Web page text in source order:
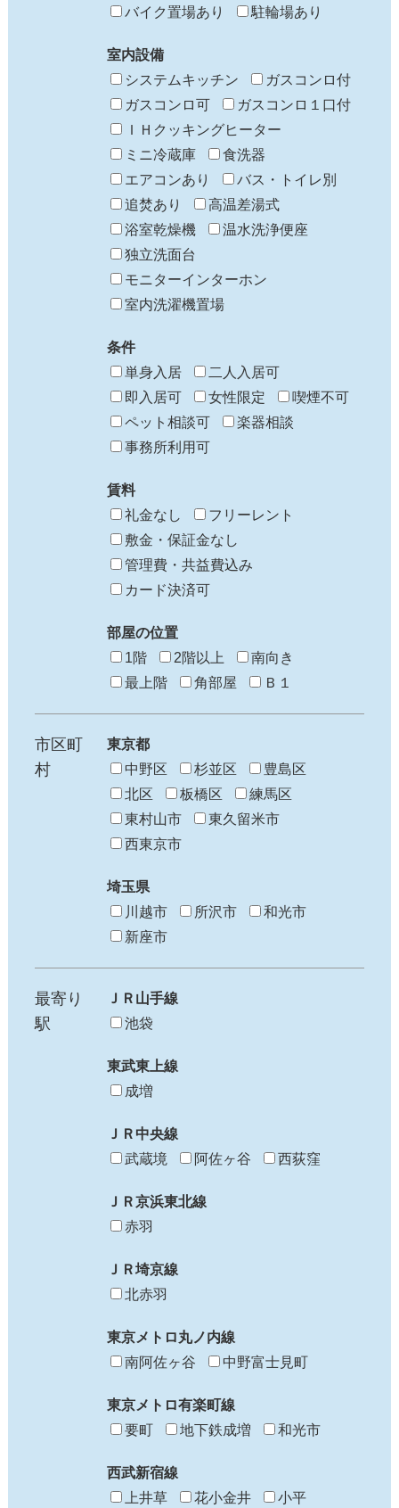
バイク置場あり 駐輪場あり
室内設備
システムキッチン
ガスコンロ付
ガスコンロ可
ガスコンロ１口付
ＩＨクッキングヒーター
ミニ冷蔵庫
食洗器
エアコンあり
バス・トイレ別
追焚あり
高温差湯式
浴室乾燥機
温水洗浄便座
独立洗面台
モニターインターホン
室内洗濯機置場
条件
単身入居
二人入居可
即入居可
女性限定
喫煙不可
ペット相談可
楽器相談
事務所利用可
賃料
礼金なし
フリーレント
敷金・保証金なし
管理費・共益費込み
カード決済可
部屋の位置
1階
2階以上
南向き
最上階
角部屋 Ｂ１
市区町
村
東京都
中野区
杉並区
豊島区
北区
板橋区
練馬区
東村山市
東久留米市
西東京市
埼玉県
川越市
所沢市
和光市
新座市
最寄り
駅
ＪＲ山手線
池袋
東武東上線
成増
ＪＲ中央線
武蔵境
阿佐ヶ谷 西荻窪
ＪＲ京浜東北線
赤羽
ＪＲ埼京線
北赤羽
東京メトロ丸ノ内線
南阿佐ヶ谷
中野富士見町
東京メトロ有楽町線
要町
地下鉄成増 和光市
西武新宿線
上井草
花小金井 小平